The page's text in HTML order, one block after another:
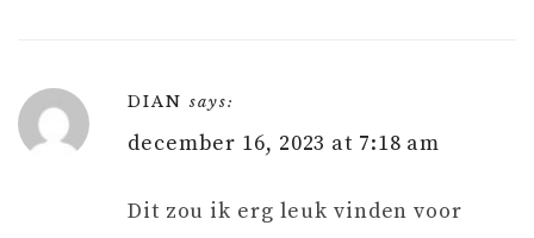
DIAN says:
december 16, 2023 at 7:18 am
Dit zou ik erg leuk vinden voor